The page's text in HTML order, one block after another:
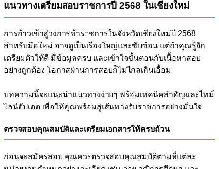
แนวทางเตรียมสอบราชการปี 2568 ในเชียงใหม่
การก้าวเข้าสู่วงการข้าราชการในจังหวัดเชียงใหม่ปี 2568
สำหรับมือใหม่ อาจดูเป็นเรื่องใหญ่และซับซ้อน แต่ถ้าคุณรู้จัก
เตรียมตัวให้ดี มีข้อมูลครบ และเข้าใจขั้นตอนกับเนื้อหาสอบ
อย่างถูกต้อง โอกาสผ่านการสอบก็ไม่ไกลเกินเอื้อม
บทความนี้จะแนะนำแนวทางง่ายๆ พร้อมเทคนิคสำคัญและไทม์
ไลน์อัปเดต เพื่อให้คุณพร้อมสู่เส้นทางรับราชการอย่างมั่นใจ
ตรวจสอบคุณสมบัติและเตรียมเอกสารให้ครบถ้วน
ก่อนจะสมัครสอบ คุณควรตรวจสอบคุณสมบัติตามที่แต่ละ